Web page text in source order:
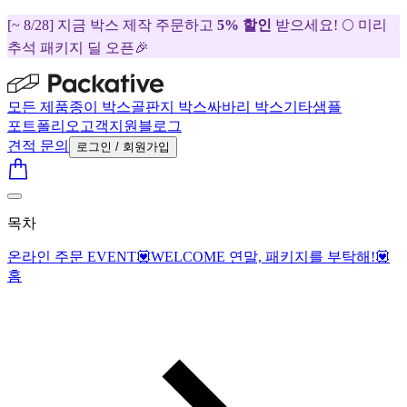
[~ 8/28] 지금 박스 제작 주문하고 5% 할인 받으세요! 🌕 미리
추석 패키지 딜 오픈🎉
모든 제품종이 박스골판지 박스싸바리 박스기타샘플
포트폴리오 고객지원 블로그
견적 문의
로그인 / 회원가입
목차
온라인 주문 EVENT💟WELCOME 연말, 패키지를 부탁해!💟
홈